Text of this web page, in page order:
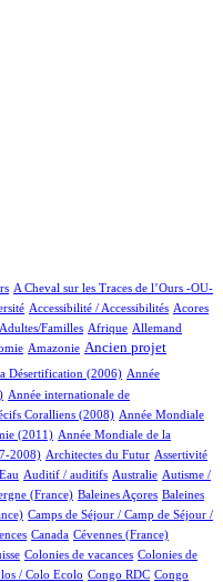
A Cheval sur les Traces de l’Ours -OU-
Accessibilité / Accessibilités Acores
Adultes/Familles Afrique Allemand
Amazonie Ancien projet
Désertification (2006) Année
Année internationale de
Coralliens (2008) Année Mondiale
(2011) Année Mondiale de la
2008) Architectes du Futur Assertivité
Auditif / auditifs Australie Autisme /
(France) Baleines Açores Baleines
Camps de Séjour / Camp de Séjour /
Canada Cévennes (France)
Colonies de vacances Colonies de
/ Colo Ecolo Congo RDC Congo